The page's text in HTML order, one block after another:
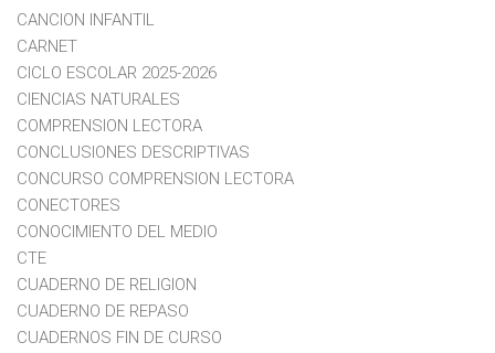
CANCION INFANTIL
CARNET
CICLO ESCOLAR 2025-2026
CIENCIAS NATURALES
COMPRENSION LECTORA
CONCLUSIONES DESCRIPTIVAS
CONCURSO COMPRENSION LECTORA
CONECTORES
CONOCIMIENTO DEL MEDIO
CTE
CUADERNO DE RELIGION
CUADERNO DE REPASO
CUADERNOS FIN DE CURSO